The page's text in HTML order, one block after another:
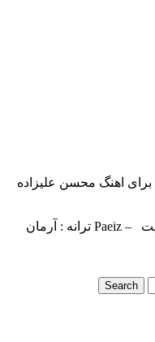
برای اهنگ محسن علیزاده
محسن علیزاده بنام پاییز با بالاترین کیفیت – Paeiz ترانه : آرمان
Search